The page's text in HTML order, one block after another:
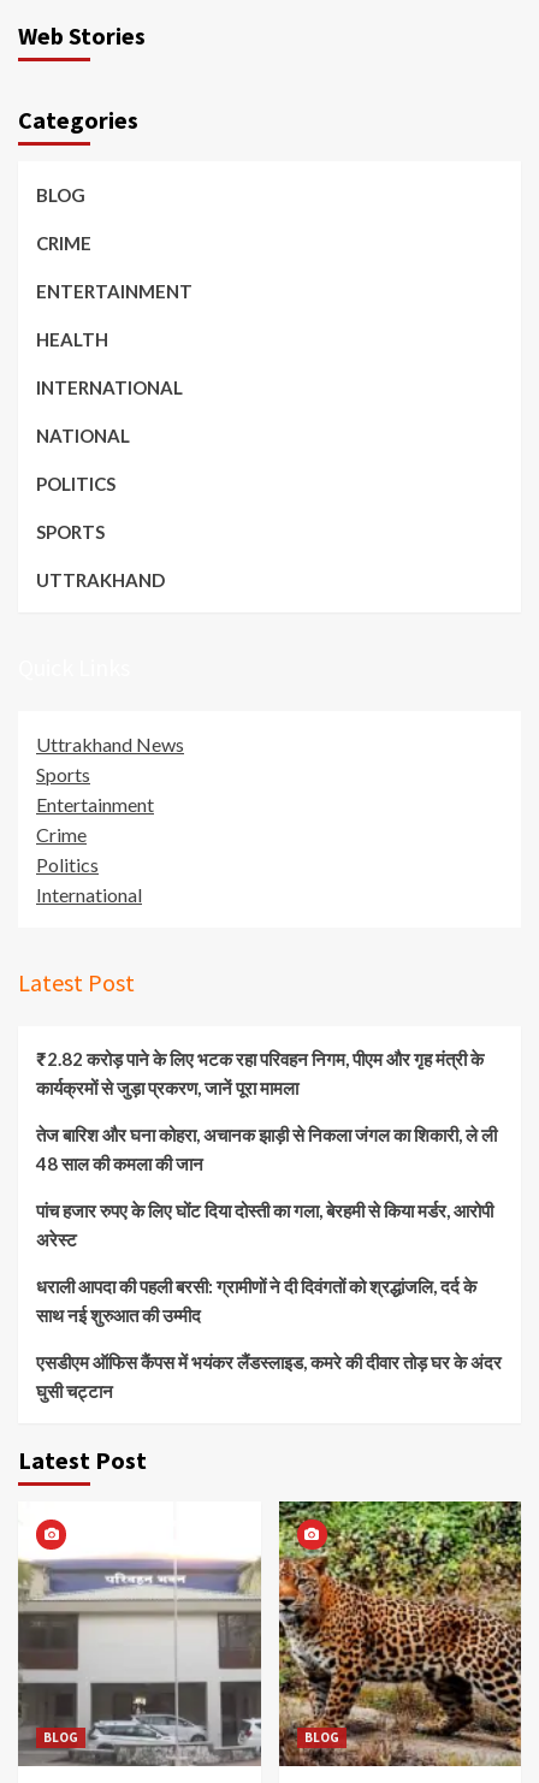
Web Stories
Categories
BLOG
CRIME
ENTERTAINMENT
HEALTH
INTERNATIONAL
NATIONAL
POLITICS
SPORTS
UTTRAKHAND
Uttrakhand News
Sports
Entertainment
Crime
Politics
International
Latest Post
₹2.82 करोड़ पाने के लिए भटक रहा परिवहन निगम, पीएम और गृह मंत्री के
कार्यक्रमों से जुड़ा प्रकरण, जानें पूरा मामला
तेज बारिश और घना कोहरा, अचानक झाड़ी से निकला जंगल का शिकारी, ले ली
48 साल की कमला की जान
पांच हजार रुपए के लिए घोंट दिया दोस्ती का गला, बेरहमी से किया मर्डर, आरोपी
अरेस्ट
धराली आपदा की पहली बरसी: ग्रामीणों ने दी दिवंगतों को श्रद्धांजलि, दर्द के
साथ नई शुरुआत की उम्मीद
एसडीएम ऑफिस कैंपस में भयंकर लैंडस्लाइड, कमरे की दीवार तोड़ घर के अंदर
घुसी चट्टान
Latest Post
BLOG BLOG